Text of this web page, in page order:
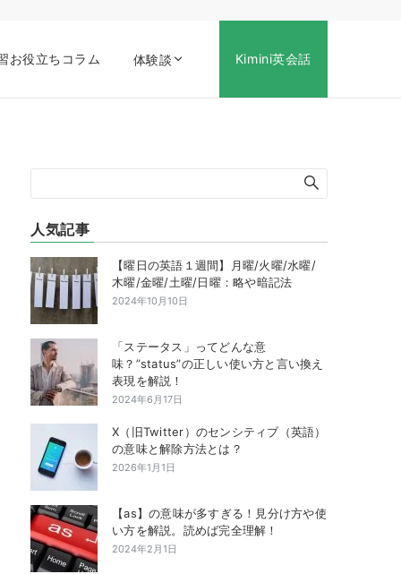
お役立ちコラム 体験談 Kimini英会話
人気記事
【曜日の英語１週間】月曜/火曜/水曜/
木曜/金曜/土曜/日曜：略や暗記法
2024年10月10日
「ステータス」ってどんな意
味？”status”の正しい使い方と言い換え
表現を解説！
2024年6月17日
X（旧Twitter）のセンシティブ（英語）
の意味と解除方法とは？
2026年1月1日
【as】の意味が多すぎる！見分け方や使
い方を解説。読めば完全理解！
2024年2月1日